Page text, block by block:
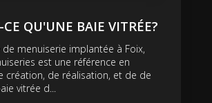
CE QU'UNE BAIE VITRÉE?
de menuiserie implantée à Foix,
est une référence en
création, de réalisation, et de de
vitrée d...